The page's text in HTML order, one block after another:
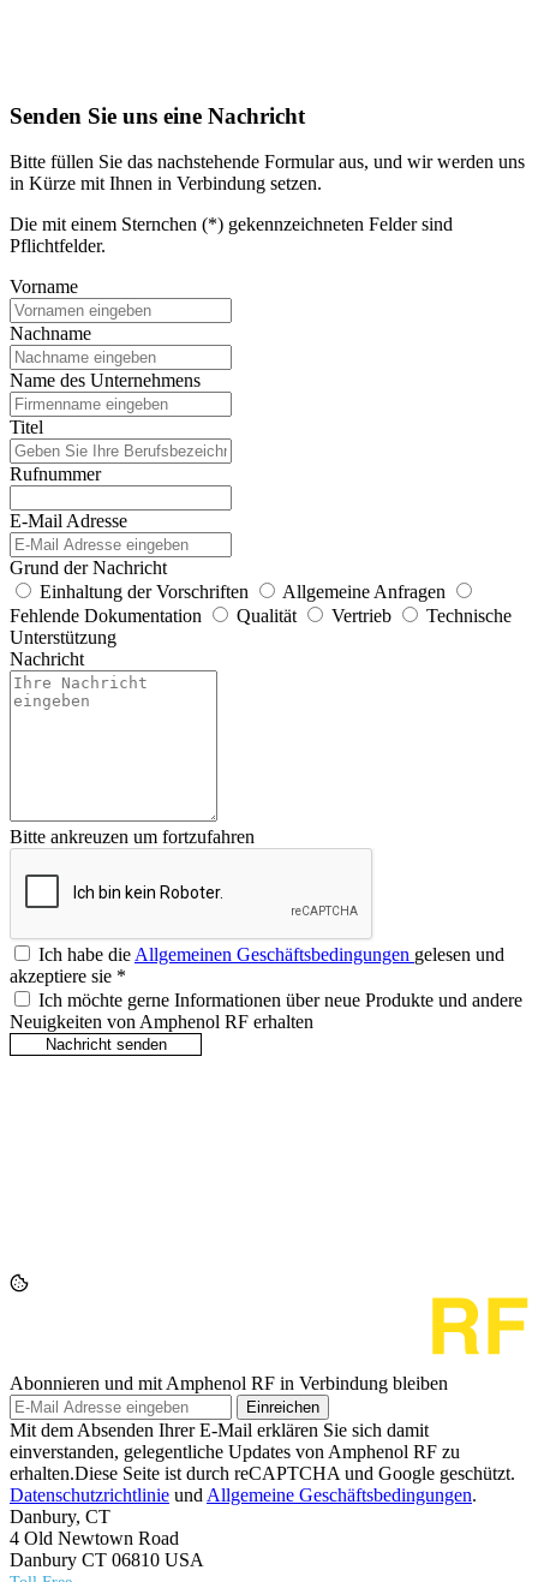
Senden Sie uns eine Nachricht
Bitte füllen Sie das nachstehende Formular aus, und wir werden uns
in Kürze mit Ihnen in Verbindung setzen.
Die mit einem Sternchen (*) gekennzeichneten Felder sind
Pflichtfelder.
Vorname
Nachname
Name des Unternehmens
Titel
Rufnummer
E-Mail Adresse
Grund der Nachricht
Einhaltung der Vorschriften
Allgemeine Anfragen
Fehlende Dokumentation
Qualität Vertrieb
Technische
Unterstützung
Nachricht
Bitte ankreuzen um fortzufahren
Ich habe dieAllgemeinen Geschäftsbedingungen gelesen und
akzeptiere sie *
Ich möchte gerne Informationen über neue Produkte und andere
Neuigkeiten von Amphenol RF erhalten
Abonnieren und mit Amphenol RF in Verbindung bleiben
Einreichen
Mit dem Absenden Ihrer E-Mail erklären Sie sich damit
einverstanden, gelegentliche Updates von Amphenol RF zu
erhalten.Diese Seite ist durch reCAPTCHA und Google geschützt.
Datenschutzrichtlinie und Allgemeine Geschäftsbedingungen.
Danbury, CT
4 Old Newtown Road
Danbury CT 06810 USA